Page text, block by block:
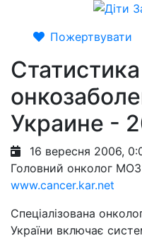
Пожертвувати
Статистика
Украине -
16 вересня 2006,
Головний онколог
www.cancer.kar.net
Спеціалізована
України включає